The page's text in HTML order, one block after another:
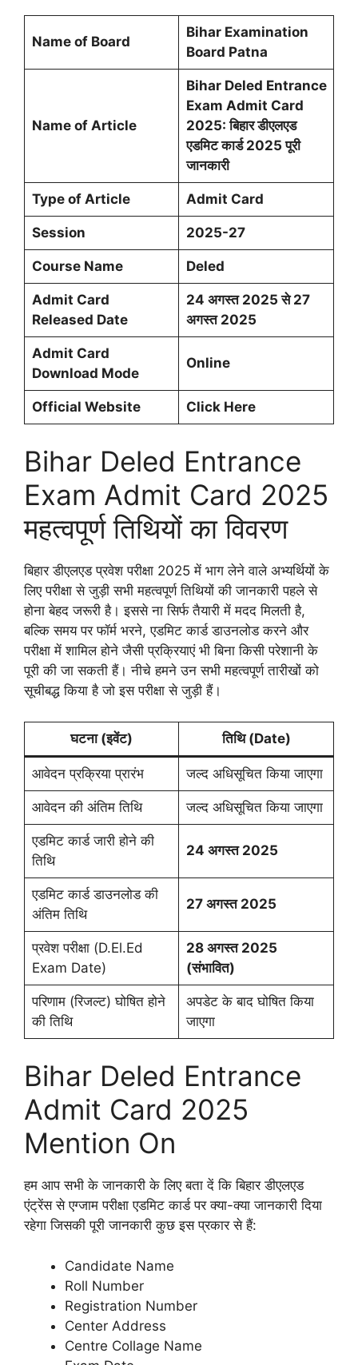
Name of Board
Bihar Examination
Board Patna
Name of Article
Bihar Deled Entrance
Exam Admit Card
2025: बिहार डीएलएड
एडमिट कार्ड 2025 पूरी
जानकारी
Type of Article Admit Card
Session 2025-27
Course Name Deled
Admit Card
Released Date
24 अगस्त 2025 से 27
अगस्त 2025
Admit Card
Download Mode
Online
Official Website Click Here
Bihar Deled Entrance
Exam Admit Card 2025
महत्वपूर्ण तिथियों का विवरण
बिहार डीएलएड प्रवेश परीक्षा 2025 में भाग लेने वाले अभ्यर्थियों के
लिए परीक्षा से जुड़ी सभी महत्वपूर्ण तिथियों की जानकारी पहले से
होना बेहद जरूरी है। इससे ना सिर्फ तैयारी में मदद मिलती है,
बल्कि समय पर फॉर्म भरने, एडमिट कार्ड डाउनलोड करने और
परीक्षा में शामिल होने जैसी प्रक्रियाएं भी बिना किसी परेशानी के
पूरी की जा सकती हैं। नीचे हमने उन सभी महत्वपूर्ण तारीखों को
सूचीबद्ध किया है जो इस परीक्षा से जुड़ी हैं।
घटना (इवेंट) तिथि (Date)
आवेदन प्रक्रिया प्रारंभ जल्द अधिसूचित किया जाएगा
आवेदन की अंतिम तिथि जल्द अधिसूचित किया जाएगा
एडमिट कार्ड जारी होने की
तिथि
24 अगस्त 2025
एडमिट कार्ड डाउनलोड की
अंतिम तिथि
27 अगस्त 2025
प्रवेश परीक्षा (D.El.Ed
Exam Date)
28 अगस्त 2025
(संभावित)
परिणाम (रिजल्ट) घोषित होने
की तिथि
अपडेट के बाद घोषित किया
जाएगा
Bihar Deled Entrance
Admit Card 2025
Mention On
हम आप सभी के जानकारी के लिए बता दें कि बिहार डीएलएड
एंट्रेंस से एग्जाम परीक्षा एडमिट कार्ड पर क्या-क्या जानकारी दिया
रहेगा जिसकी पूरी जानकारी कुछ इस प्रकार से हैं:
Candidate Name
Roll Number
Registration Number
Center Address
Centre Collage Name